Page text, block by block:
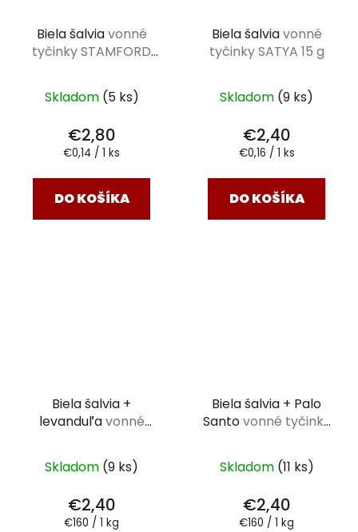
Biela šalviavonné
tyčinky STAMFORD
Skladom (5 ks)
€2,80
Jednotková
€0,14 / 1 ks
DO KOŠÍKA
Biela šalviavonné
tyčinky SATYA 15 g
Skladom (9 ks)
€2,40
Jednotková
€0,16 / 1 ks
DO KOŠÍKA
Biela šalvia +
levanduľavonné
Skladom (9 ks)
€2,40
Jednotková
€160 / 1 kg
Biela šalvia + Palo
Santovonné tyčinky
Skladom (11 ks)
€2,40
Jednotková
€160 / 1 kg